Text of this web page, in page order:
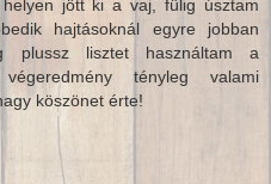
jött ki a vaj, fülig úsztam
hajtásoknál egyre jobban
plussz lisztet használtam a
tényleg valami
köszönet érte!